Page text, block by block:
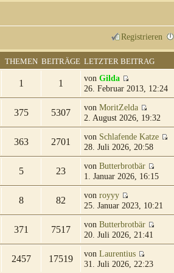
Registrieren
THEMEN BEITRÄGE LETZTER BEITRAG
1 1 von Gilda
26. Februar 2013, 12:24
375 5307 von MoritZelda
2. August 2026, 19:32
363 2701 von Schlafende Katze
28. Juli 2026, 20:58
5 23 von Butterbrotbär
1. Januar 2026, 16:15
8 82 von royyy
25. Januar 2023, 10:21
371 7517 von Butterbrotbär
20. Juli 2026, 21:41
2457 17519 von Laurentius
31. Juli 2026, 22:23